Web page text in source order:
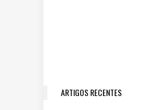
ARTIGOS RECENTES